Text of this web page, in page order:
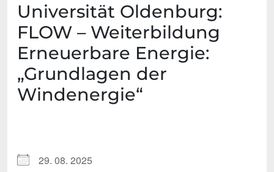
Universität Oldenburg:
FLOW – Weiterbildung
Erneuerbare Energie:
„Grundlagen der
Windenergie“
29. 08. 2025